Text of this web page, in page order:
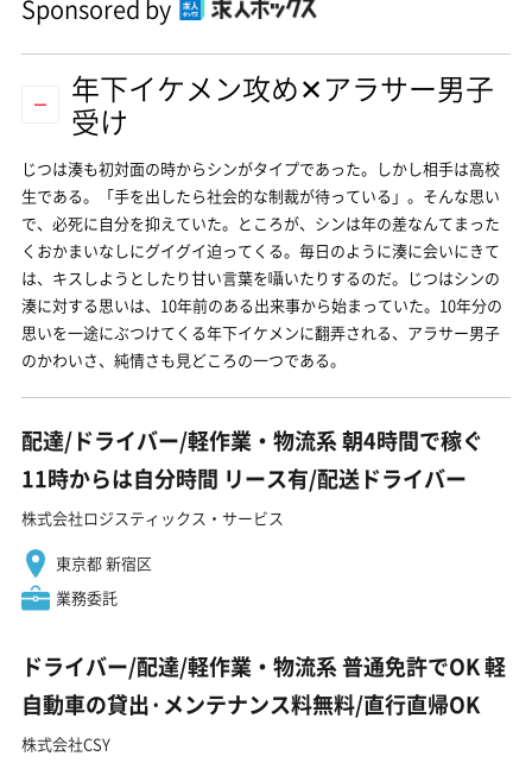
Sponsored by
年下イケメン攻め✕アラサー男子
受け
じつは湊も初対面の時からシンがタイプであった。しかし相手は高校
生である。「手を出したら社会的な制裁が待っている」。そんな思い
で、必死に自分を抑えていた。ところが、シンは年の差なんてまった
くおかまいなしにグイグイ迫ってくる。毎日のように湊に会いにきて
は、キスしようとしたり甘い言葉を囁いたりするのだ。じつはシンの
湊に対する思いは、10年前のある出来事から始まっていた。10年分の
思いを一途にぶつけてくる年下イケメンに翻弄される、アラサー男子
のかわいさ、純情さも見どころの一つである。
配達/ドライバー/軽作業・物流系 朝4時間で稼ぐ
11時からは自分時間 リース有/配送ドライバー
株式会社ロジスティックス・サービス
東京都 新宿区
業務委託
ドライバー/配達/軽作業・物流系 普通免許でOK 軽
自動車の貸出·メンテナンス料無料/直行直帰OK
株式会社CSY